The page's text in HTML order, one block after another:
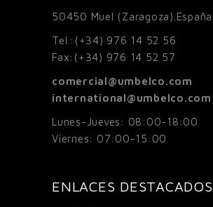
50450 Muel (Zaragoza).España
Tel.: (+34) 976 14 52 56
Fax: (+34) 976 14 52 57
comercial@umbelco.com
international@umbelco.com
Lunes-Jueves: 08:00-18:00
Viernes: 07:00-15:00
ENLACES DESTACADOS